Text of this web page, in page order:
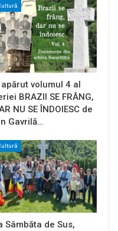
volumul 4 al
BRAZII SE FRÂNG,
NU SE ÎNDOIESC de
Gavrilă…
Sâmbăta de Sus,